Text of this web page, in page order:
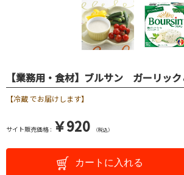
【業務用・食材】ブルサン ガーリッ
【冷蔵 でお届けします】
サイト販売価格 : ￥920 （税込）
カートに入れる